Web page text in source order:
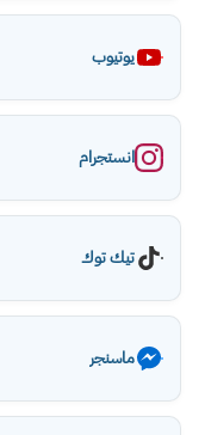
يوتيوب
انستجرام
تيك توك
ماسنجر